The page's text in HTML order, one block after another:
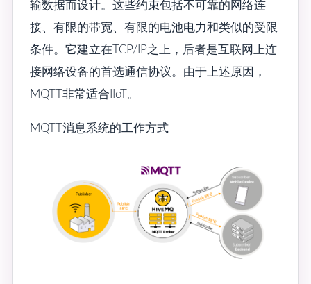
输数据而设计。这些约束包括不可靠的网络连
接、有限的带宽、有限的电池电力和类似的受限
条件。它建立在TCP/IP之上，后者是互联网上连
接网络设备的首选通信协议。由于上述原因，
MQTT非常适合IIoT。
MQTT消息系统的工作方式